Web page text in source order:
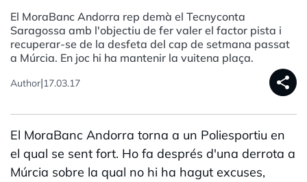
El MoraBanc Andorra rep demà el Tecnyconta
Saragossa amb l'objectiu de fer valer el factor pista i
recuperar-se de la desfeta del cap de setmana passat
a Múrcia. En joc hi ha mantenir la vuitena plaça.
Author|17.03.17 share
El MoraBanc Andorra torna a un Poliesportiu en
el qual se sent fort. Ho fa després d'una derrota a
Múrcia sobre la qual no hi ha hagut excuses,